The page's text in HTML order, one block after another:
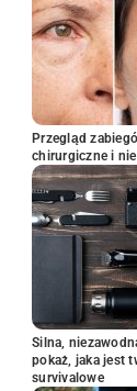
Przegląd
chirurgiczne i
Silna,
pokaż, jaka jest
survivalowe